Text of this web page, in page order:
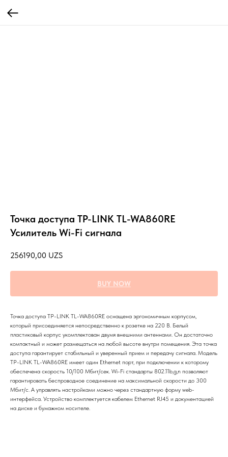
Точка доступа TP-LINK TL-WA860RE
Усилитель Wi-Fi сигнала
256190,00 UZS
BUY NOW
Точка доступа TP-LINK TL-WA860RE оснащена эргономичным корпусом,
который присоединяется непосредственно к розетке на 220 В. Белый
пластиковый корпус укомплектован двумя внешними антеннами. Он достаточно
компактный и может размещаться на любой высоте внутри помещения. Эта точка
доступа гарантирует стабильный и уверенный прием и передачу сигнала. Модель
TP-LINK TL-WA860RE имеет один Ethernet порт, при подключении к которому
обеспечена скорость 10/100 Мбит/сек. Wi-Fi стандарты 802.11b,g,n позволяют
гарантировать беспроводное соединение на максимальной скорости до 300
Мбит/с. А управлять настройками можно через стандартную форму web-
интерфейса. Устройство комплектуется кабелем Ethernet RJ45 и документацией
на диске и бумажном носителе.